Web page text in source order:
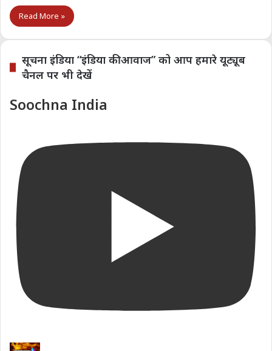
Read More »
सूचना इंडिया “इंडिया की आवाज” को आप हमारे यूट्यूब
चैनल पर भी देखें
Soochna India